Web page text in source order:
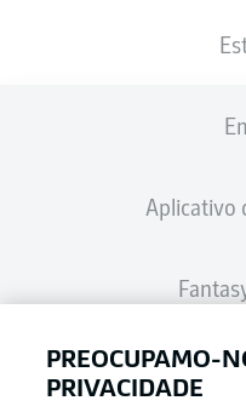
Aplicativo
PREOCUPAMO-
PRIVACIDADE